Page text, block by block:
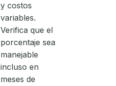
y costos
variables.
Verifica que el
porcentaje sea
manejable
incluso en
meses de